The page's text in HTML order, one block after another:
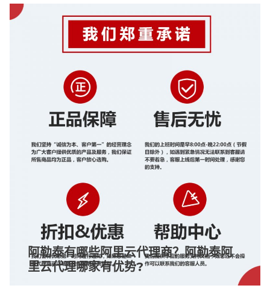
阿勒泰有哪些阿里云代理商？阿勒泰阿
里云代理哪家有优势?